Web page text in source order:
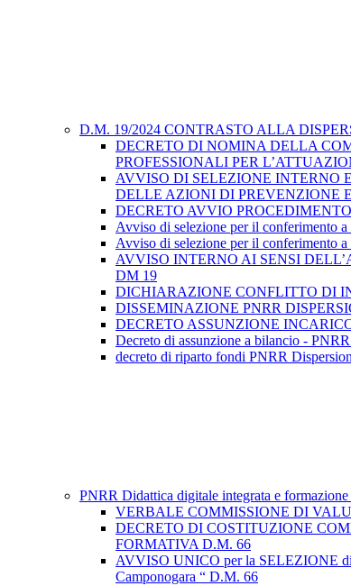
D.M. 19/2024 CONTRASTO ALLA
DECRETO DI NOMINA DELLA
PROFESSIONALI PER
AVVISO DI SELEZIONE INTERNO
DELLE AZIONI DI PREVENZIONE
DECRETO AVVIO
Avviso di selezione per il conferimento
Avviso di selezione per il conferimento
AVVISO INTERNO AI SENSI
DM 19
DICHIARAZIONE CONFLITTO DI
DISSEMINAZIONE PNRR
DECRETO ASSUNZIONE
Decreto di assunzione a bilancio -
decreto di riparto fondi PNRR
PNRR Didattica digitale integrata e
VERBALE COMMISSIONE DI
DECRETO DI COSTITUZIONE
FORMATIVA D.M. 66
AVVISO UNICO per la SELEZIONE
Camponogara “ D.M. 66